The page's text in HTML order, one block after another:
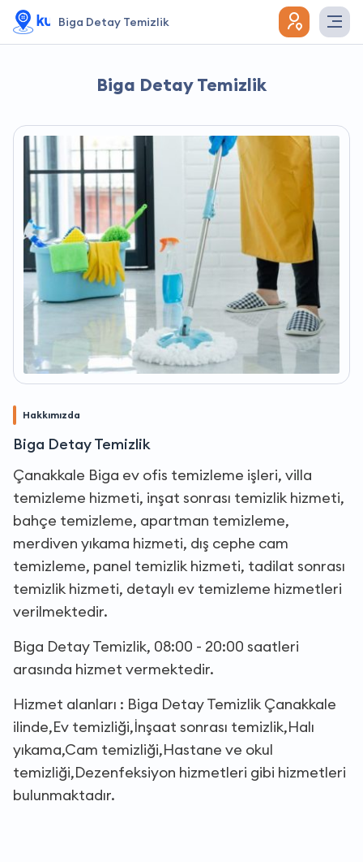
Biga Detay Temizlik
Biga Detay Temizlik
Hakkımızda
Biga Detay Temizlik
Çanakkale Biga ev ofis temizleme işleri, villa
temizleme hizmeti, inşat sonrası temizlik hizmeti,
bahçe temizleme, apartman temizleme,
merdiven yıkama hizmeti, dış cephe cam
temizleme, panel temizlik hizmeti, tadilat sonrası
temizlik hizmeti, detaylı ev temizleme hizmetleri
verilmektedir.
Biga Detay Temizlik, 08:00 - 20:00 saatleri
arasında hizmet vermektedir.
Hizmet alanları : Biga Detay Temizlik Çanakkale
ilinde,Ev temizliği,İnşaat sonrası temizlik,Halı
yıkama,Cam temizliği,Hastane ve okul
temizliği,Dezenfeksiyon hizmetleri gibi hizmetleri
bulunmaktadır.